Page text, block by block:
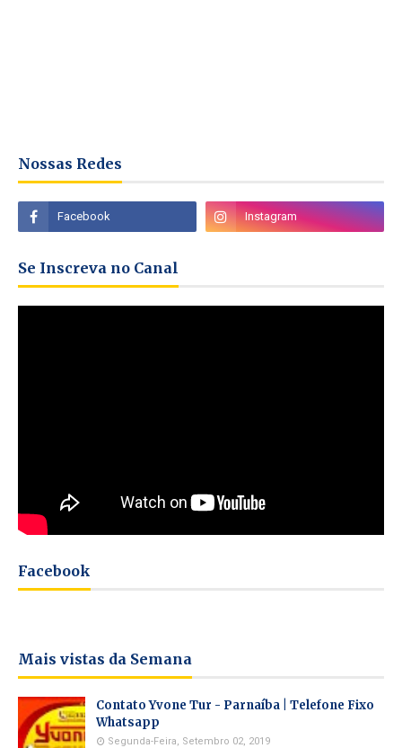
Nossas Redes
Se Inscreva no Canal
Facebook
Mais vistas da Semana
Contato Yvone Tur - Parnaíba | Telefone Fixo
Whatsapp
Segunda-Feira, Setembro 02, 2019